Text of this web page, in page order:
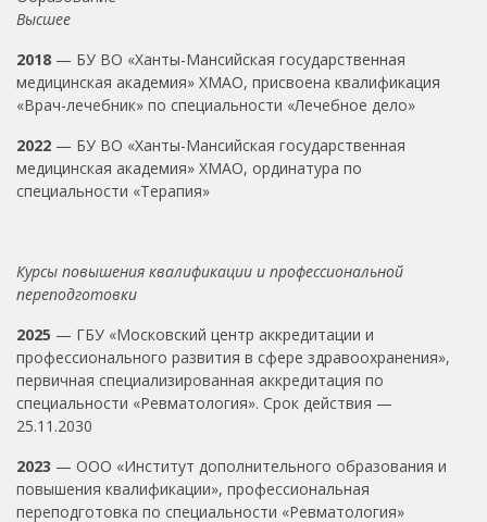
Высшее
2018 — БУ ВО «Ханты-Мансийская государственная
медицинская академия» ХМАО, присвоена квалификация
«Врач-лечебник» по специальности «Лечебное дело»
2022 — БУ ВО «Ханты-Мансийская государственная
медицинская академия» ХМАО, ординатура по
специальности «Терапия»
Курсы повышения квалификации и профессиональной
переподготовки
2025 — ГБУ «Московский центр аккредитации и
профессионального развития в сфере здравоохранения»,
первичная специализированная аккредитация по
специальности «Ревматология». Срок действия —
25.11.2030
2023 — ООО «Институт дополнительного образования и
повышения квалификации», профессиональная
переподготовка по специальности «Ревматология»